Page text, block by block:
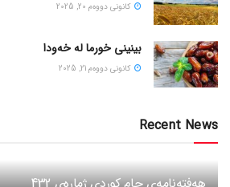
كانونی دووه‌م 20, 2025
بینینی خورما لە خەودا
كانونی دووه‌م 21, 2025
Recent News